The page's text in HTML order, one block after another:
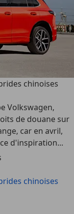
chinoises
Volkswagen,
de douane sur
car en avril,
d'inspiration...
chinoises